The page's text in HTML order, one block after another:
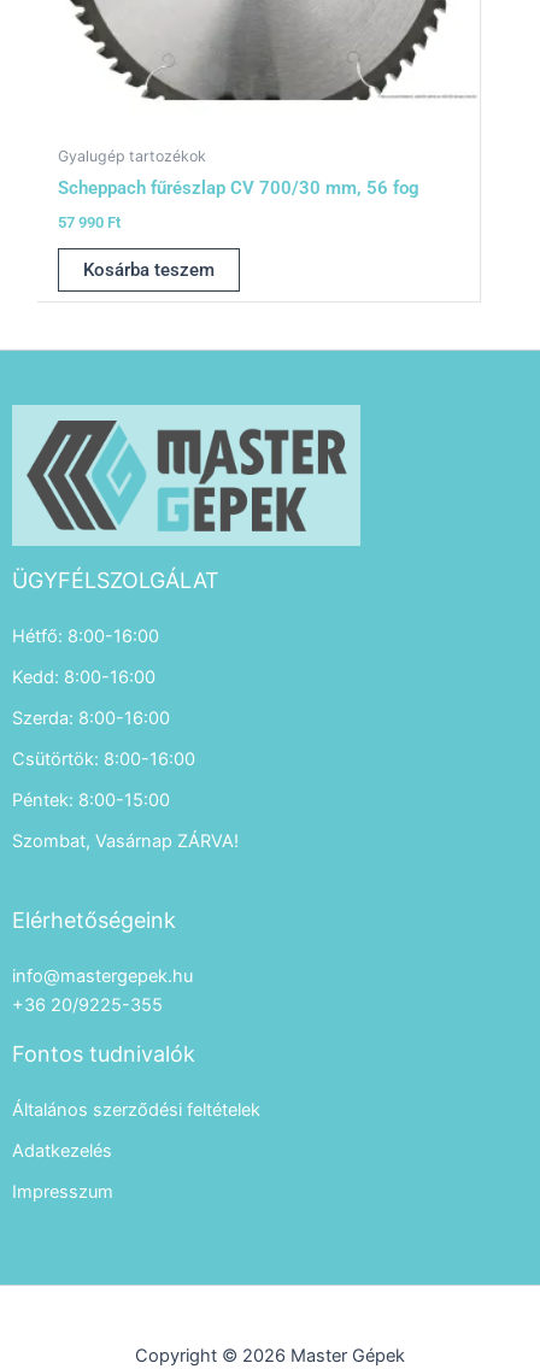
Gyalugép tartozékok
Scheppach fűrészlap CV 700/30 mm, 56 fog
57 990 Ft
Kosárba teszem
ÜGYFÉLSZOLGÁLAT
Hétfő: 8:00-16:00
Kedd: 8:00-16:00
Szerda: 8:00-16:00
Csütörtök: 8:00-16:00
Péntek: 8:00-15:00
Szombat, Vasárnap ZÁRVA!
Elérhetőségeink
info@mastergepek.hu
+36 20/9225-355
Fontos tudnivalók
Általános szerződési feltételek
Adatkezelés
Impresszum
Copyright © 2026 Master Gépek